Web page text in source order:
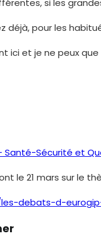
déjà, pour les
ici et je ne peux
Santé-Sécurité et
le 21 mars sur
debats-d-